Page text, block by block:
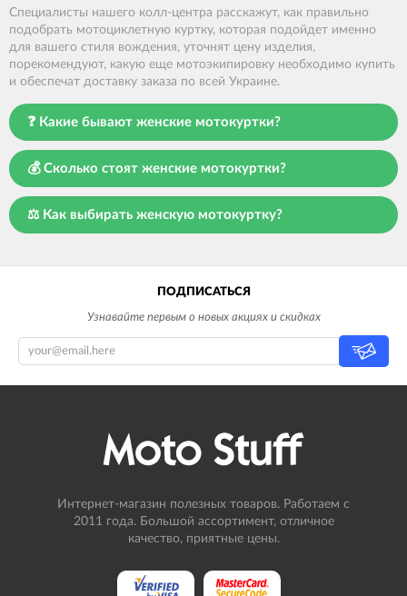
Специалисты нашего колл-центра расскажут, как правильно
подобрать мотоциклетную куртку, которая подойдет именно
для вашего стиля вождения, уточнят цену изделия,
порекомендуют, какую еще мотоэкипировку необходимо купить
и обеспечат доставку заказа по всей Украине.
❓ Какие бывают женские мотокуртки?
💰 Сколько стоят женские мотокуртки?
⚖️ Как выбирать женскую мотокуртку?
ПОДПИСАТЬСЯ
Узнавайте первым о новых акциях и скидках
Интернет-магазин полезных товаров. Работаем с
2011 года. Большой ассортимент, отличное
качество, приятные цены.